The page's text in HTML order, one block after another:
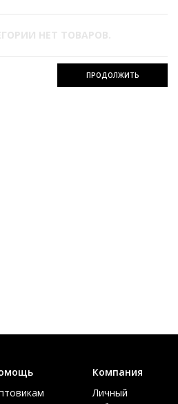
НЕТ ТОВАРОВ.
ПРОДОЛЖИТЬ
Компания
Личный